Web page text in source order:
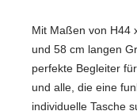
Mit Maßen von H44
und 58 cm langen
perfekte Begleiter
und alle, die eine
individuelle Tasche